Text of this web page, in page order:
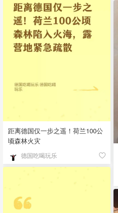
距离德国仅一步之遥！荷兰100公
顷森林火灾
德国吃喝玩乐